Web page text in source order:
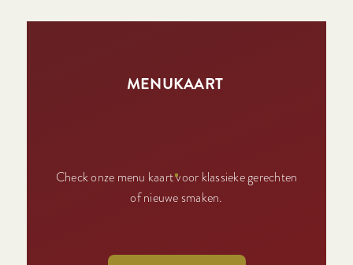
MENUKAART
Check onze menu kaart voor klassieke gerechten
of nieuwe smaken.